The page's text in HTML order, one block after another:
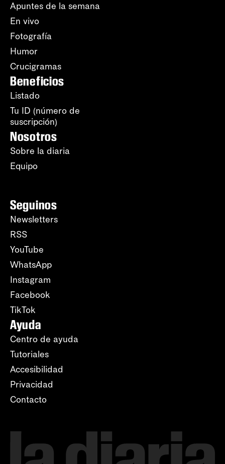
Apuntes de la semana
En vivo
Fotografía
Humor
Crucigramas
Beneficios
Listado
Tu ID (número de
suscripción)
Nosotros
Sobre la diaria
Equipo
Seguinos
Newsletters
RSS
YouTube
WhatsApp
Instagram
Facebook
TikTok
Ayuda
Centro de ayuda
Tutoriales
Accesibilidad
Privacidad
Contacto